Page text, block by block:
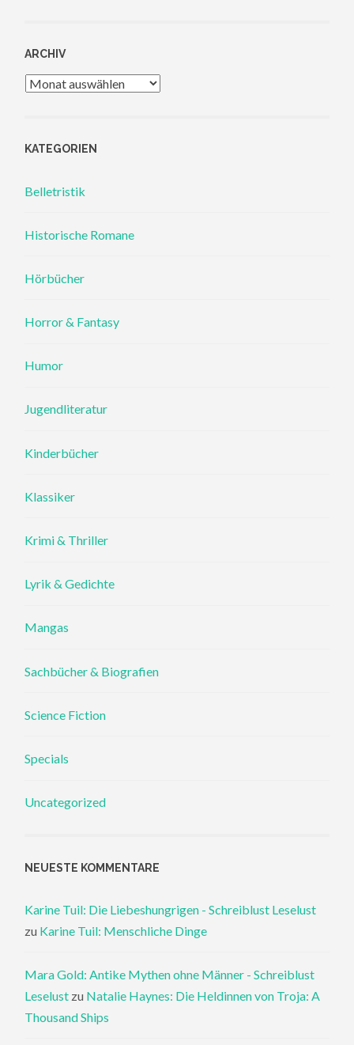
ARCHIV
Archiv
KATEGORIEN
Belletristik
Historische Romane
Hörbücher
Horror & Fantasy
Humor
Jugendliteratur
Kinderbücher
Klassiker
Krimi & Thriller
Lyrik & Gedichte
Mangas
Sachbücher & Biografien
Science Fiction
Specials
Uncategorized
NEUESTE KOMMENTARE
Karine Tuil: Die Liebeshungrigen - Schreiblust Leselust
zu Karine Tuil: Menschliche Dinge
Mara Gold: Antike Mythen ohne Männer - Schreiblust
Leselust zu Natalie Haynes: Die Heldinnen von Troja: A
Thousand Ships